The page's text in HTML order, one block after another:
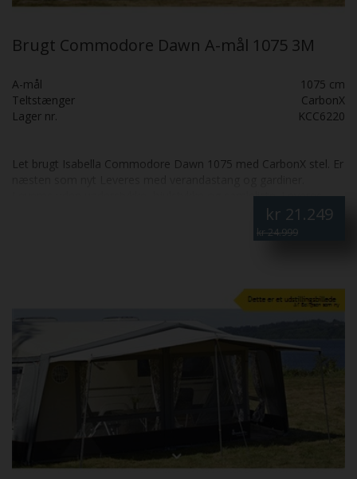
Brugt Commodore Dawn A-mål 1075 3M
A-mål
1075 cm
Teltstænger
CarbonX
Lager nr.
KCC6220
Let brugt Isabella Commodore Dawn 1075 med CarbonX stel. Er
Leveres uden understykke, hjulstykke og samleliste. Leveres
kr 21.249
kr 24.999